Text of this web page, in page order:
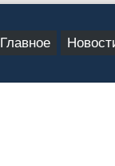
Главное